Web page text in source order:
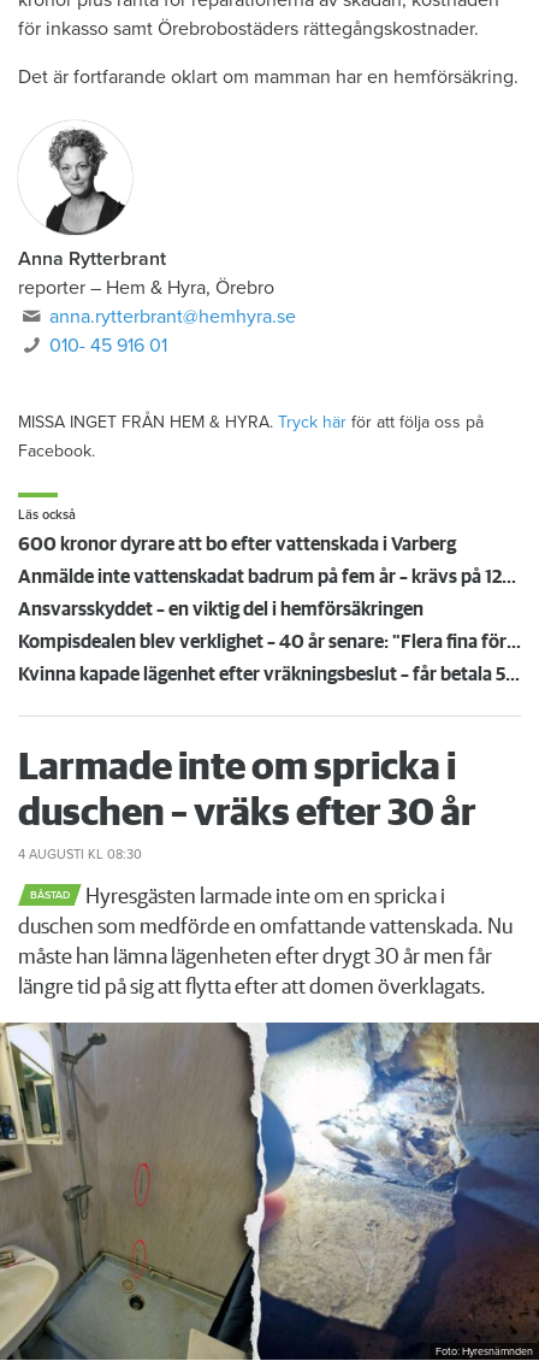
för inkasso samt Örebrobostäders rättegångskostnader.
Det är fortfarande oklart om mamman har en hemförsäkring.
Anna Rytterbrant
reporter – Hem & Hyra, Örebro
anna.rytterbrant@hemhyra.se
010- 45 916 01
MISSA INGET FRÅN HEM & HYRA. Tryck här för att följa oss på
Facebook.
Läs också
600 kronor dyrare att bo efter vattenskada i Varberg
Anmälde inte vattenskadat badrum på fem år – krävs på 125 000 kronor
Ansvarsskyddet – en viktig del i hemförsäkringen
Kompisdealen blev verklighet – 40 år senare: "Flera fina fördelar med att dela bostad"
Kvinna kapade lägenhet efter vräkningsbeslut – får betala 50 000
Larmade inte om spricka i
duschen – vräks efter 30 år
4 AUGUSTI KL 08:30
BÅSTAD
Hyresgästen larmade inte om en spricka i
duschen som medförde en omfattande vattenskada. Nu
måste han lämna lägenheten efter drygt 30 år men får
längre tid på sig att flytta efter att domen överklagats.
Foto: Hyresnämnden